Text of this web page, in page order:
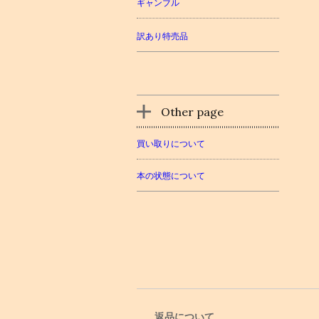
ギャンブル
訳あり特売品
Other page
買い取りについて
本の状態について